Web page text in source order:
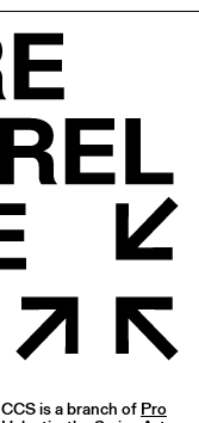
CCS is a branch of Pro